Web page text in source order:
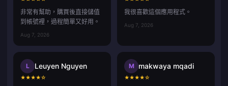
非常有幫助，購買後直接儲值
到帳號裡，過程簡單又好用。
Aug 7, 2026
我很喜歡這個應用程式。
Aug 7, 2026
L Leuyen Nguyen
★★★★☆
M makwaya mqadi
★★★★☆